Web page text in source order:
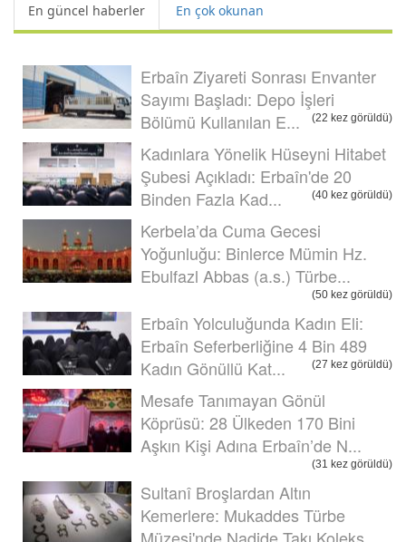
En güncel haberler En çok okunan
Erbaîn Ziyareti Sonrası Envanter
Sayımı Başladı: Depo İşleri
Bölümü Kullanılan E...
(22 kez görüldü)
Kadınlara Yönelik Hüseyni Hitabet
Şubesi Açıkladı: Erbaîn'de 20
Binden Fazla Kad...
(40 kez görüldü)
Kerbela’da Cuma Gecesi
Yoğunluğu: Binlerce Mümin Hz.
Ebulfazl Abbas (a.s.) Türbe...
(50 kez görüldü)
Erbaîn Yolculuğunda Kadın Eli:
Erbaîn Seferberliğine 4 Bin 489
Kadın Gönüllü Kat...
(27 kez görüldü)
Mesafe Tanımayan Gönül
Köprüsü: 28 Ülkeden 170 Bini
Aşkın Kişi Adına Erbaîn’de N...
(31 kez görüldü)
Sultanî Broşlardan Altın
Kemerlere: Mukaddes Türbe
Müzesi'nde Nadide Takı Koleks...